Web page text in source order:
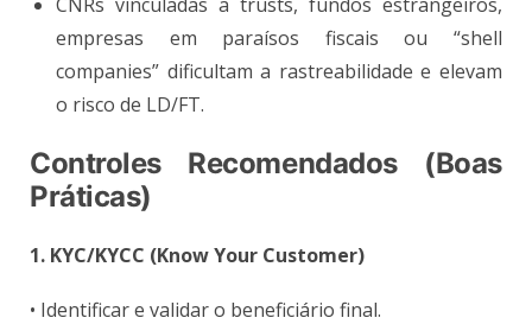
empresas em paraísos fiscais ou “shell
companies” dificultam a rastreabilidade e elevam
o risco de LD/FT.
Controles Recomendados (Boas
Práticas)
1. KYC/KYCC (Know Your Customer)
• Identificar e validar o beneficiário final.